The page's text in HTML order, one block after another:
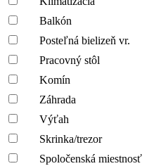
Balkón
Posteľná bielizeň vr.
Pracovný stôl
Komín
Záhrada
Výťah
Skrinka/trezor
Spoločenská miestnosť